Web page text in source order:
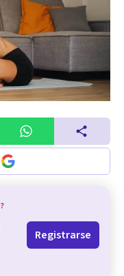
?
Registrarse